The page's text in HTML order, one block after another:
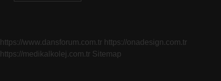
https://www.dansforum.com.tr https://onadesign.com.tr
https://medikalkolej.com.tr Sitemap